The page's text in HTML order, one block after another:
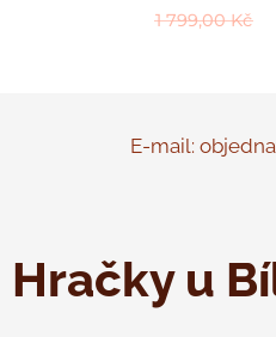
1 799,00Kč
E-mail:
Hračky u